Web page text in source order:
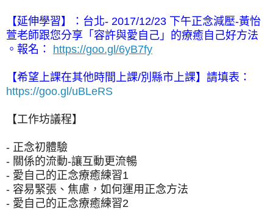
【延伸學習】：台北- 2017/12/23 下午正念減壓-黃怡
萱老師跟您分享「容許與愛自己」的療癒自己好方法
。報名： https://goo.gl/6yB7fy
【希望上課在其他時間上課/別縣市上課】請填表：
https://goo.gl/uBLeRS
【工作坊議程】
- 正念初體驗
- 關係的流動-讓互動更流暢
- 愛自己的正念療癒練習1
- 容易緊張、焦慮，如何運用正念方法
- 愛自己的正念療癒練習2